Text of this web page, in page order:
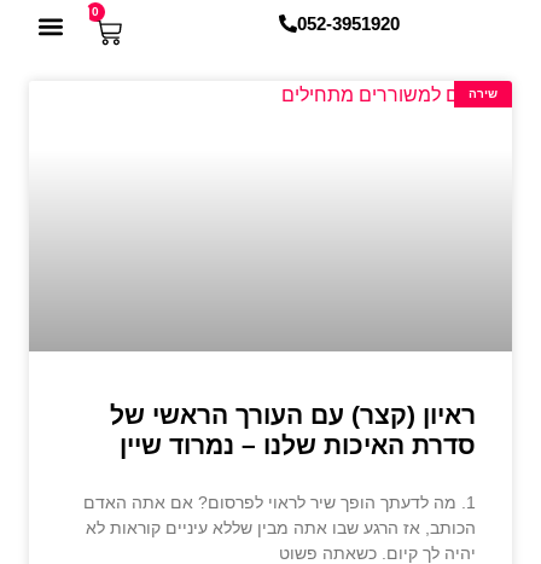
052-3951920
0
שירה
ראיון (קצר) עם העורך הראשי של
סדרת האיכות שלנו – נמרוד שיין
1. מה לדעתך הופך שיר לראוי לפרסום? אם אתה האדם
הכותב, אז הרגע שבו אתה מבין שללא עיניים קוראות לא
יהיה לך קיום. כשאתה פשוט